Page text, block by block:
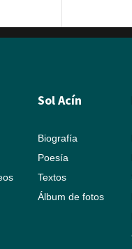
Sol Acín
Biografía
Poesía
Textos
Álbum de fotos